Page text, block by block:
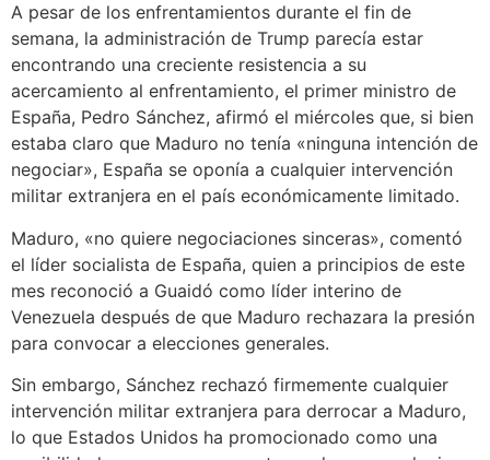
A pesar de los enfrentamientos durante el fin de
semana, la administración de Trump parecía estar
encontrando una creciente resistencia a su
acercamiento al enfrentamiento, el primer ministro de
España, Pedro Sánchez, afirmó el miércoles que, si bien
estaba claro que Maduro no tenía «ninguna intención de
negociar», España se oponía a cualquier intervención
militar extranjera en el país económicamente limitado.
Maduro, «no quiere negociaciones sinceras», comentó
el líder socialista de España, quien a principios de este
mes reconoció a Guaidó como líder interino de
Venezuela después de que Maduro rechazara la presión
para convocar a elecciones generales.
Sin embargo, Sánchez rechazó firmemente cualquier
intervención militar extranjera para derrocar a Maduro,
lo que Estados Unidos ha promocionado como una